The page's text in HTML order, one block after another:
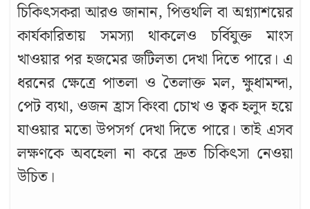
চিকিৎসকরা আরও জানান, পিত্তথলি বা অগ্ন্যাশয়ের
কার্যকারিতায় সমস্যা থাকলেও চর্বিযুক্ত মাংস
খাওয়ার পর হজমের জটিলতা দেখা দিতে পারে। এ
ধরনের ক্ষেত্রে পাতলা ও তৈলাক্ত মল, ক্ষুধামন্দা,
পেট ব্যথা, ওজন হ্রাস কিংবা চোখ ও ত্বক হলুদ হয়ে
যাওয়ার মতো উপসর্গ দেখা দিতে পারে। তাই এসব
লক্ষণকে অবহেলা না করে দ্রুত চিকিৎসা নেওয়া
উচিত।